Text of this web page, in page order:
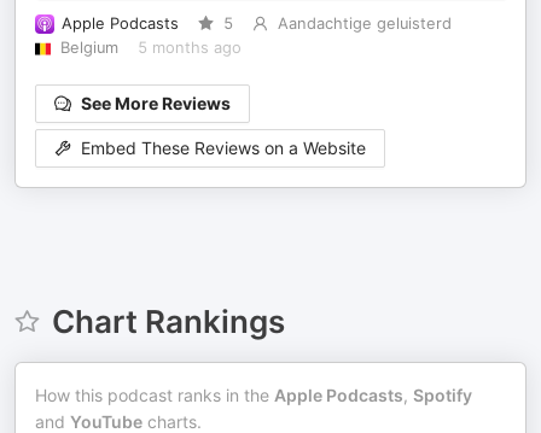
Apple Podcasts 5
Aandachtige geluisterd
Belgium
5 months ago
See More Reviews
Embed These Reviews on a Website
Chart Rankings
How this podcast ranks in the Apple Podcasts, Spotify
and YouTube charts.